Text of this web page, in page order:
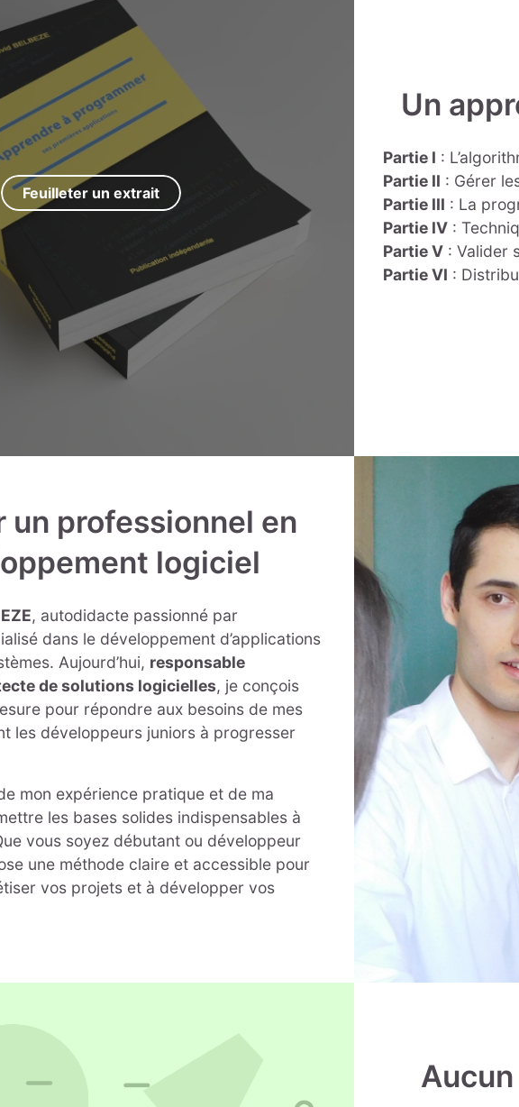
Un
Partie I :
Partie II : Gérer
Partie III : La
Partie IV :
Partie V : Valider
Partie VI :
Feuilleter un extrait
un professionnel en
logiciel
, autodidacte passionné par
dans le développement d’applications
Aujourd’hui, responsable
de solutions logicielles, je conçois
pour répondre aux besoins de mes
les développeurs juniors à progresser
mon expérience pratique et de ma
les bases solides indispensables à
vous soyez débutant ou développeur
une méthode claire et accessible pour
vos projets et à développer vos